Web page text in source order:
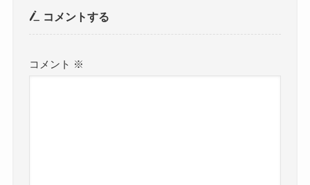
コメントする
コメント ※